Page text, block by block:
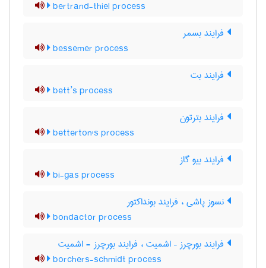
bertrand-thiel process
فرایند بسمر
bessemer process
فرایند بت
bett’s process
فرایند بترتون
betterton's process
فرایند بیو گاز
bi-gas process
نسوز پاشی ، فرایند بونداکتور
bondactor process
فرایند بورچرز – اشمیت ، فرایند بورچرز - اشمیت
borchers-schmidt process